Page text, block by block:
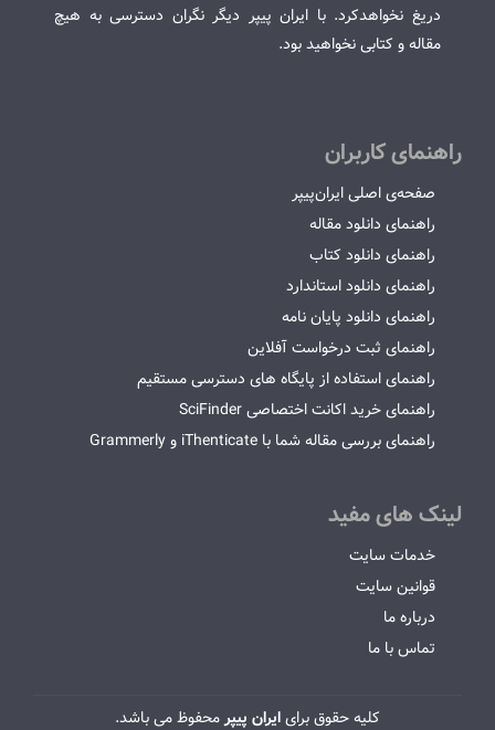
دریغ نخواهدکرد. با ایران پیپر دیگر نگران دسترسی به هیچ
مقاله و کتابی نخواهید بود.
راهنمای کاربران
صفحه‌ی اصلی ایران‌پیپر
راهنمای دانلود مقاله
راهنمای دانلود کتاب
راهنمای دانلود استاندارد
راهنمای دانلود پایان نامه
راهنمای ثبت درخواست آفلاین
راهنمای استفاده از پایگاه های دسترسی مستقیم
راهنمای خرید اکانت اختصاصی SciFinder
راهنمای بررسی مقاله شما با iThenticate و Grammerly
لینک های مفید
خدمات سایت
قوانین سایت
درباره ما
تماس با ما
کلیه حقوق برایایران پیپرمحفوظ می باشد.